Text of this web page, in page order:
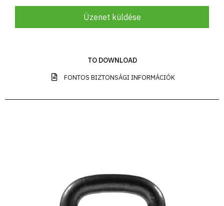
Üzenet küldése
TO DOWNLOAD
FONTOS BIZTONSÁGI INFORMÁCIÓK